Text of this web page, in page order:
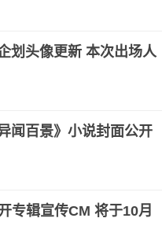
划头像更新 本次出场人
闻百景》小说封面公开
专辑宣传CM 将于10月